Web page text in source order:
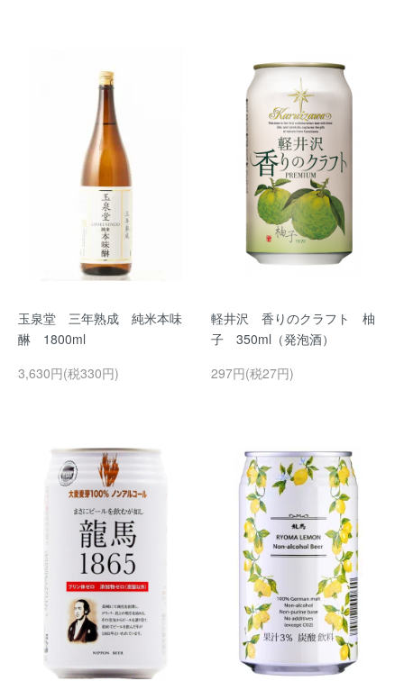
玉泉堂 三年熟成 純米本味
醂 1800ml
3,630円(税330円)
軽井沢 香りのクラフト 柚
子 350ml（発泡酒）
297円(税27円)